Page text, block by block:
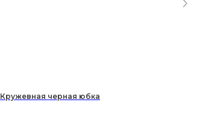
Кружевная черная юбка